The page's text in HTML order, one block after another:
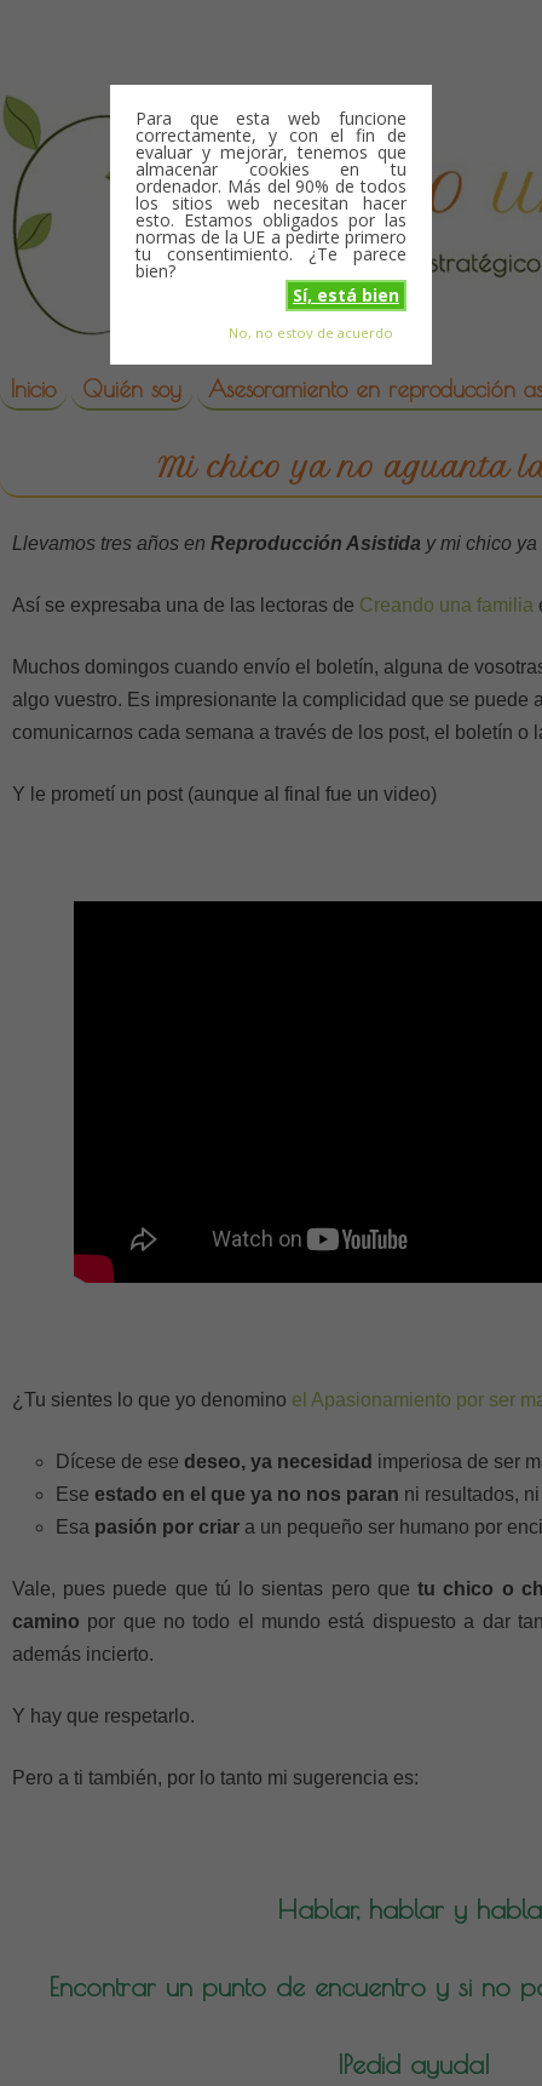
Para que esta web funcione
correctamente, y con el fin de
evaluar y mejorar, tenemos que
almacenar cookies en tu
ordenador. Más del 90% de todos
los sitios web necesitan hacer
esto. Estamos obligados por las
normas de la UE a pedirte primero
tu consentimiento. ¿Te parece
bien?
Sí, está bien
No, no estoy de acuerdo
reproduccion asistida
Skip to content
Inicio Quién soy Asesoramiento en reproducción
Mi chico ya no aguanta
Llevamos tres años en Reproducción Asistida y mi chico
Así se expresaba una de las lectoras de Creando una familia
Muchos domingos cuando envío el boletín, alguna de
algo vuestro. Es impresionante la complicidad que se puede
comunicarnos cada semana a través de los post, el boletín o
Y le prometí un post (aunque al final fue un video)
¿Tu sientes lo que yo denomino el Apasionamiento por ser
Dícese de ese deseo, ya necesidad imperiosa de ser
Ese estado en el que ya no nos paran ni resultados,
Esa pasión por criar a un pequeño ser humano por
Vale, pues puede que tú lo sientas pero quetu chico o
camino por que no todo el mundo está dispuesto a dar
además incierto.
Y hay que respetarlo.
Pero a ti también, por lo tanto mi sugerencia es:
Hablar, hablar y
Encontrar un punto de encuentro y si no
¡Pedid ayuda!